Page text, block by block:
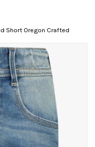
Short Oregon Crafted